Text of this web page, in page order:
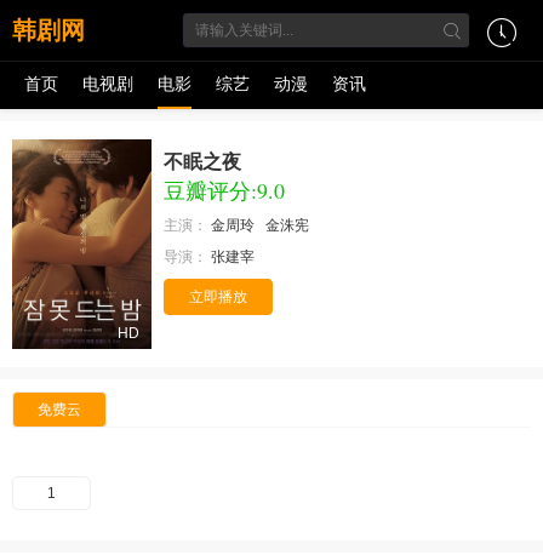
韩剧网
首页 电视剧 电影 综艺 动漫 资讯
HD
不眠之夜
豆瓣评分:9.0
主演： 金周玲
金洙宪
导演： 张建宰
立即播放
免费云
1